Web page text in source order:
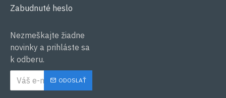
Zabudnuté heslo
Nezmeškajte žiadne
novinky a prihláste sa
k odberu.
ODOSLAŤ